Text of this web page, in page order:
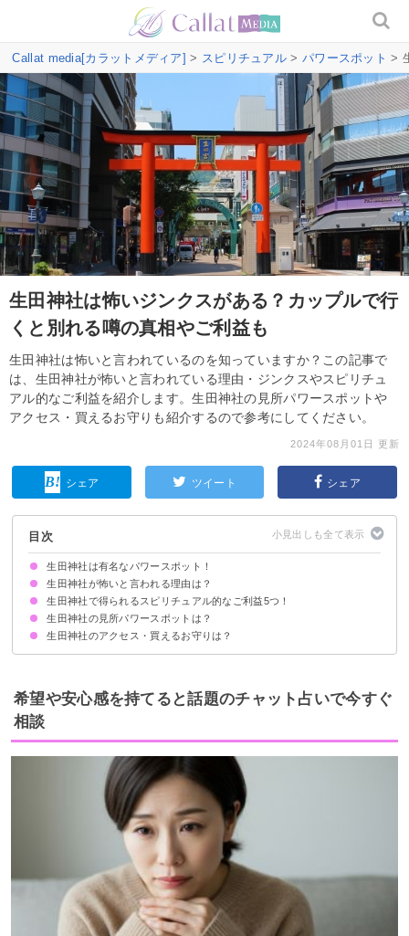
Callat media[カラットメディア] > スピリチュアル > パワースポット >
生田神社は怖いジンクスがある？カップルで行
くと別れる噂の真相やご利益も
生田神社は怖いと言われているのを知っていますか？この記事で
は、生田神社が怖いと言われている理由・ジンクスやスピリチュ
アル的なご利益を紹介します。生田神社の見所パワースポットや
アクセス・買えるお守りも紹介するので参考にしてください。
2024年08月01日 更新
シェア ツイート シェア
目次
生田神社は有名なパワースポット！
生田神社が怖いと言われる理由は？
夜は生田神社周辺を歩いてはいけないというジンクスがある
カップル・夫婦で行くと別れるというジンクスがある
おみくじが当たりすぎて怖い
ご利益がすごすぎる
生田神社で得られるスピリチュアル的なご利益5つ！
①縁結び
②子宝安産
③勝運向上
④商売繁盛
⑤厄除け
生田神社の見所パワースポットは？
①二ノ鳥居
②楼門
③拝殿
④稲荷神社
⑤包丁塚
生田神社のアクセス・買えるお守りは？
アクセス
買えるお守り
御朱印
希望や安心感を持てると話題のチャット占いで今すぐ
相談